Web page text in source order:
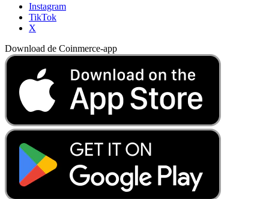
Instagram
TikTok
X
Download de Coinmerce-app